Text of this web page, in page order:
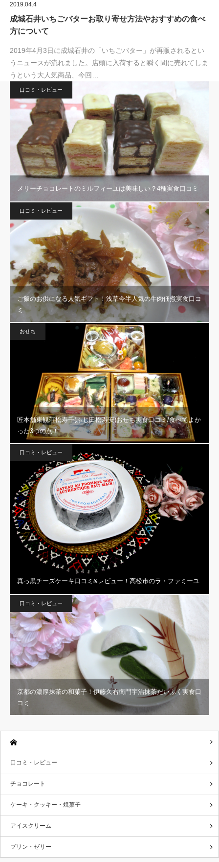
2019.04.4
成城石井いちごバターお取り寄せ方法やおすすめの食べ
方について
2019年4月3日に成城石井の「いちごバター」が再販されるとい
うニュースが流れました。店頭に入荷すると瞬く間に売れてしま
うという大人気商品、今回…
口コミ・レビュー
メリーチョコレートのミルフィーユは美味しい？4種実食口コミ
口コミ・レビュー
ご飯のお供になる人気ギフト！浅草今半人気の牛肉佃煮実食口コ
ミ
おせち
匠本舗東観荘松寿千(ふじ田松寿安)おせち実食口コミ/食べてよか
った3つの点！
口コミ・レビュー
真っ黒チーズケーキ口コミ&レビュー！高松市のラ・ファミーユ
口コミ・レビュー
京都の濃厚抹茶の和菓子！伊藤久右衛門宇治抹茶だいふく実食口
コミ
口コミ・レビュー
チョコレート
ケーキ・クッキー・焼菓子
アイスクリーム
プリン・ゼリー